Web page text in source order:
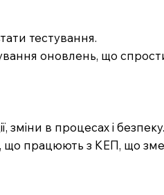
тестування.
оновлень, що
зміни в процесах і безпеку.
що працюють з КЕП, що